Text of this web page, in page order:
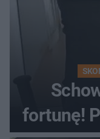
fortunę!